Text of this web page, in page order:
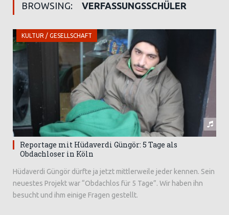
BROWSING: VERFASSUNGSSCHÜLER
KULTUR / GESELLSCHAFT
Reportage mit Hüdaverdi Güngör: 5 Tage als
Obdachloser in Köln
Hüdaverdi Güngör dürfte ja jetzt mittlerweile jeder kennen. Sein
neuestes Projekt war “Obdachlos für 5 Tage”. Wir haben ihn
besucht und ihm einige Fragen gestellt.